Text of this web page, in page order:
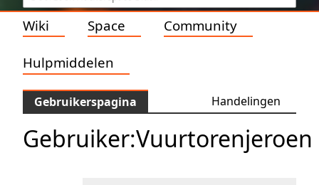
Wiki Space Community
Hulpmiddelen
Gebruikerspagina Handelingen
Gebruiker:Vuurtorenjeroen